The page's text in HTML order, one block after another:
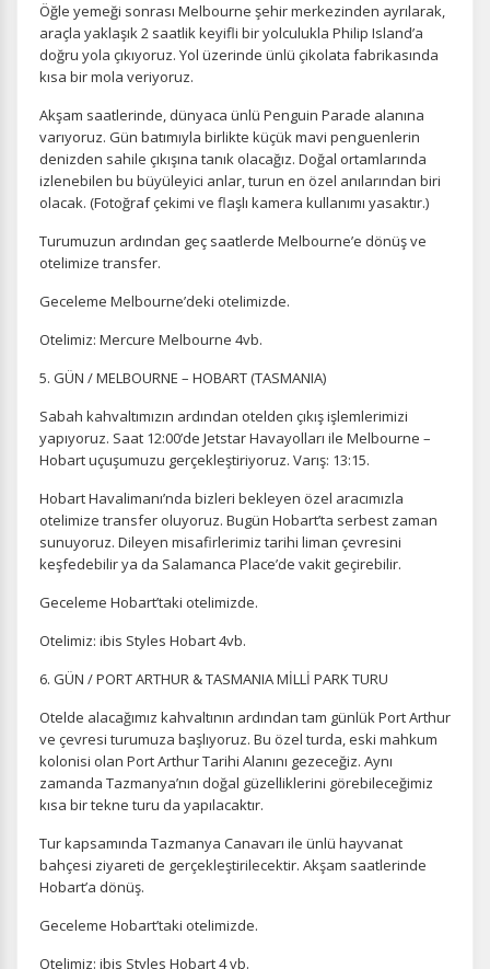
Öğle yemeği sonrası Melbourne şehir merkezinden ayrılarak,
araçla yaklaşık 2 saatlik keyifli bir yolculukla Philip Island’a
doğru yola çıkıyoruz. Yol üzerinde ünlü çikolata fabrikasında
kısa bir mola veriyoruz.
Akşam saatlerinde, dünyaca ünlü Penguin Parade alanına
varıyoruz. Gün batımıyla birlikte küçük mavi penguenlerin
denizden sahile çıkışına tanık olacağız. Doğal ortamlarında
izlenebilen bu büyüleyici anlar, turun en özel anılarından biri
olacak. (Fotoğraf çekimi ve flaşlı kamera kullanımı yasaktır.)
Turumuzun ardından geç saatlerde Melbourne’e dönüş ve
otelimize transfer.
Geceleme Melbourne’deki otelimizde.
Otelimiz: Mercure Melbourne 4vb.
5. GÜN / MELBOURNE – HOBART (TASMANIA)
Sabah kahvaltımızın ardından otelden çıkış işlemlerimizi
yapıyoruz. Saat 12:00’de Jetstar Havayolları ile Melbourne –
Hobart uçuşumuzu gerçekleştiriyoruz. Varış: 13:15.
Hobart Havalimanı’nda bizleri bekleyen özel aracımızla
otelimize transfer oluyoruz. Bugün Hobart’ta serbest zaman
sunuyoruz. Dileyen misafirlerimiz tarihi liman çevresini
keşfedebilir ya da Salamanca Place’de vakit geçirebilir.
Geceleme Hobart’taki otelimizde.
Otelimiz: ibis Styles Hobart 4vb.
6. GÜN / PORT ARTHUR & TASMANIA MİLLİ PARK TURU
Otelde alacağımız kahvaltının ardından tam günlük Port Arthur
ve çevresi turumuza başlıyoruz. Bu özel turda, eski mahkum
kolonisi olan Port Arthur Tarihi Alanını gezeceğiz. Aynı
zamanda Tazmanya’nın doğal güzelliklerini görebileceğimiz
kısa bir tekne turu da yapılacaktır.
Tur kapsamında Tazmanya Canavarı ile ünlü hayvanat
bahçesi ziyareti de gerçekleştirilecektir. Akşam saatlerinde
Hobart’a dönüş.
Geceleme Hobart’taki otelimizde.
Otelimiz: ibis Styles Hobart 4 vb.